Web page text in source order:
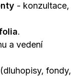
- konzultace,
.
a vedení
(dluhopisy, fondy,